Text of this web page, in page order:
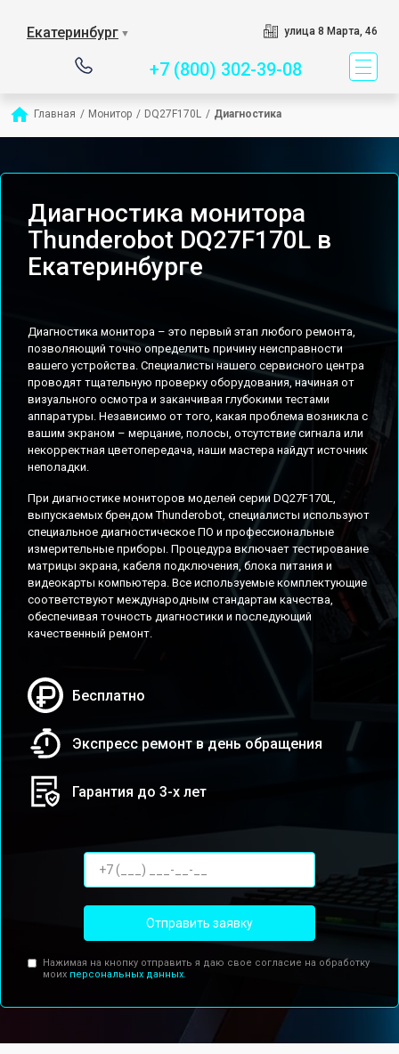
Екатеринбург ▼ улица 8 Марта, 46
+7 (800) 302-39-08
Главная / Монитор / DQ27F170L / Диагностика
Диагностика монитора
Thunderobot DQ27F170L в
Екатеринбурге
Диагностика монитора – это первый этап любого ремонта,
позволяющий точно определить причину неисправности
вашего устройства. Специалисты нашего сервисного центра
проводят тщательную проверку оборудования, начиная от
визуального осмотра и заканчивая глубокими тестами
аппаратуры. Независимо от того, какая проблема возникла с
вашим экраном – мерцание, полосы, отсутствие сигнала или
некорректная цветопередача, наши мастера найдут источник
неполадки.
При диагностике мониторов моделей серии DQ27F170L,
выпускаемых брендом Thunderobot, специалисты используют
специальное диагностическое ПО и профессиональные
измерительные приборы. Процедура включает тестирование
матрицы экрана, кабеля подключения, блока питания и
видеокарты компьютера. Все используемые комплектующие
соответствуют международным стандартам качества,
обеспечивая точность диагностики и последующий
качественный ремонт.
Бесплатно
Экспресс ремонт в день обращения
Гарантия до 3-х лет
Отправить заявку
Нажимая на кнопку отправить я даю свое согласие на обработку
моих персональных данных.